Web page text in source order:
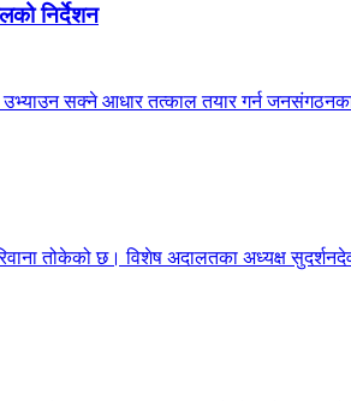
निर्देशन
सक्ने आधार तत्काल तयार गर्न जनसंगठनका
तोकेको छ। विशेष अदालतका अध्यक्ष